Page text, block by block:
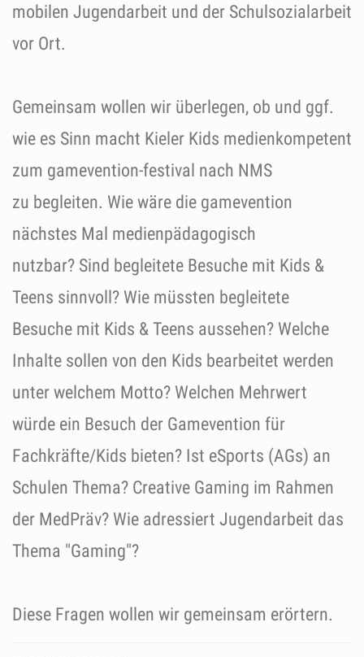
mobilen Jugendarbeit und der Schulsozialarbeit
vor Ort.
Gemeinsam wollen wir überlegen, ob und ggf.
wie es Sinn macht Kieler Kids medienkompetent
zum gamevention-festival nach NMS
zu begleiten.​​​​​​ Wie wäre die gamevention
nächstes Mal medienpädagogisch
nutzbar? Sind begleitete Besuche mit Kids &
Teens sinnvoll? Wie müssten begleitete
Besuche mit Kids & Teens aussehen? Welche
Inhalte sollen von den Kids bearbeitet werden
unter welchem Motto? Welchen Mehrwert
würde ein Besuch der Gamevention für
Fachkräfte/Kids bieten? Ist eSports (AGs) an
Schulen Thema? Creative Gaming im Rahmen
der MedPräv? Wie adressiert Jugendarbeit das
Thema "Gaming"?
Diese Fragen wollen wir gemeinsam erörtern.